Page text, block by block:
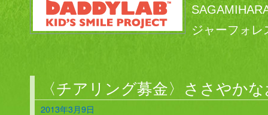
ジャーフォ
〈チアリング募金〉ささやか
2013年3月9日